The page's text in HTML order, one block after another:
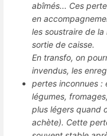
abîmés... Ces
en
les soustraire de
sortie de caisse.
En transfo, on
invendus, les
pertes inconnues :
légumes,
plus légers quand
achète). Cette